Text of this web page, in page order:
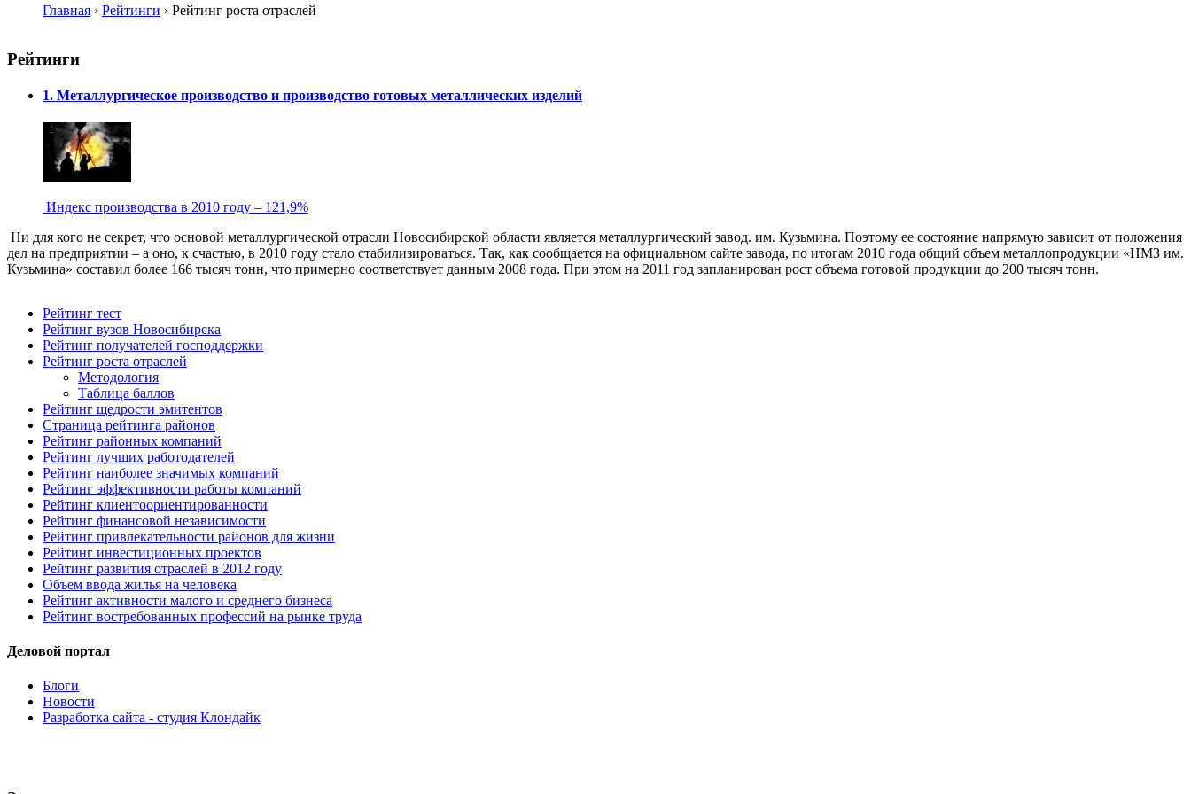
Главная › Рейтинги › Рейтинг роста отраслей
Рейтинги
1. Металлургическое производство и производство готовых металлических изделий
Индекс производства в 2010 году – 121,9%
Ни для кого не секрет, что основой металлургической отрасли Новосибирской области является металлургический завод. им. Кузьмина. Поэтому ее состояние напрямую зависит от положения
дел на предприятии – а оно, к счастью, в 2010 году стало стабилизироваться. Так, как сообщается на официальном сайте завода, по итогам 2010 года общий объем металлопродукции «НМЗ им.
Кузьмина» составил более 166 тысяч тонн, что примерно соответствует данным 2008 года. При этом на 2011 год запланирован рост объема готовой продукции до 200 тысяч тонн.
Рейтинг тест
Рейтинг вузов Новосибирска
Рейтинг получателей господдержки
Рейтинг роста отраслей
Методология
Таблица баллов
Рейтинг щедрости эмитентов
Страница рейтинга районов
Рейтинг районных компаний
Рейтинг лучших работодателей
Рейтинг наиболее значимых компаний
Рейтинг эффективности работы компаний
Рейтинг клиентоориентированности
Рейтинг финансовой независимости
Рейтинг привлекательности районов для жизни
Рейтинг инвестиционных проектов
Рейтинг развития отраслей в 2012 году
Объем ввода жилья на человека
Рейтинг активности малого и среднего бизнеса
Рейтинг востребованных профессий на рынке труда
Деловой портал
Блоги
Новости
Разработка сайта - студия Клондайк